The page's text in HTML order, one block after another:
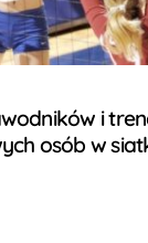
i
osób w